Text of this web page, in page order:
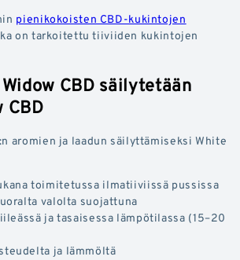
pienikokoisten CBD-kukintojen
on tarkoitettu tiiviiden kukintojen
CBD säilytetään
CBD
aromien ja laadun säilyttämiseksi White
toimitetussa ilmatiiviissä pussissa
valolta suojattuna
ja tasaisessa lämpötilassa (15–20
ja lämmöltä